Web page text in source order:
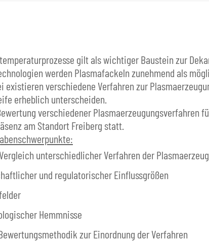
gilt als wichtiger Baustein zur
werden Plasmafackeln zunehmend als
verschiedene Verfahren zur
erheblich unterscheiden.
verschiedener Plasmaerzeugungsverfahren
am Standort Freiberg statt.
unterschiedlicher Verfahren der
und regulatorischer Einflussgrößen
Hemmnisse
zur Einordnung der Verfahren